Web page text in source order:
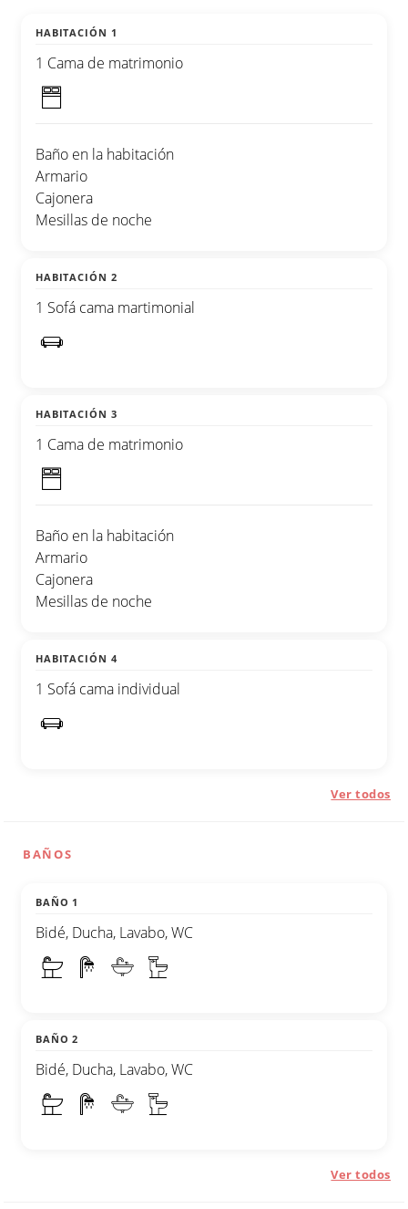
HABITACIÓN 1
1 Cama de matrimonio
Baño en la habitación
Armario
Cajonera
Mesillas de noche
HABITACIÓN 2
1 Sofá cama martimonial
HABITACIÓN 3
1 Cama de matrimonio
Baño en la habitación
Armario
Cajonera
Mesillas de noche
HABITACIÓN 4
1 Sofá cama individual
Ver todos
BAÑOS
BAÑO 1
Bidé, Ducha, Lavabo, WC
BAÑO 2
Bidé, Ducha, Lavabo, WC
Ver todos